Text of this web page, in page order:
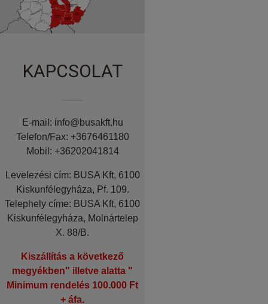
KAPCSOLAT
E-mail: info@busakft.hu
Telefon/Fax: +3676461180
Mobil: +36202041814
Levelezési cím: BUSA Kft, 6100
Kiskunfélegyháza, Pf. 109.
Telephely címe: BUSA Kft, 6100
Kiskunfélegyháza, Molnártelep
X. 88/B.
Kiszállítás a következő
megyékben" illetve alatta "
Minimum rendelés 100.000 Ft
+ áfa.